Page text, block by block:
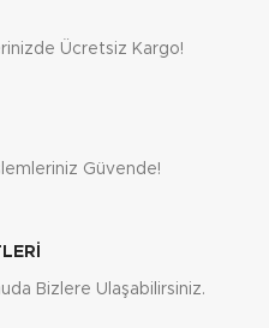
Ücretsiz Kargo!
Güvende!
Bizlere Ulaşabilirsiniz.